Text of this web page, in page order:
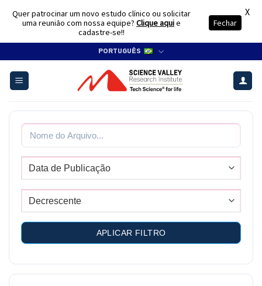
content
PORTUGUÊS
APLICAR FILTRO
Quer patrocinar um novo estudo clínico ou solicitar
uma reunião com nossa equipe? Clique aquie
cadastre-se!!
Fechar
X